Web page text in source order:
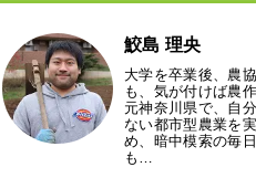
鮫島 理央
大学を卒業後、農
も、気が付けば農
元神奈川県で、自
ない都市型農業を
め、暗中模索の毎
も…